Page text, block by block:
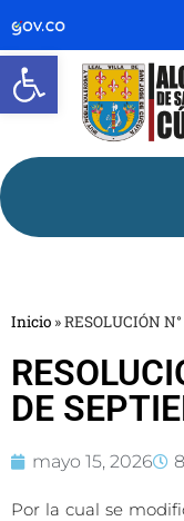
Abrir
Inicio »RESOLUCIÓN
DE
mayo 15, 2026
Por la cual se